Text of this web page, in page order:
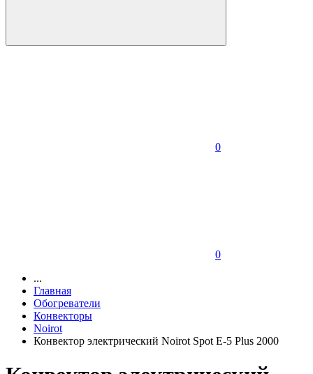
0
0
...
Главная
Обогреватели
Конвекторы
Noirot
Конвектор электрический Noirot Spot E-5 Plus 2000